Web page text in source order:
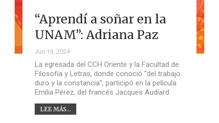
“Aprendí a soñar en la
UNAM”: Adriana Paz
Jun 13, 2024
La egresada del CCH Oriente y la Facultad de
Filosofía y Letras, donde conoció “del trabajo
duro y la constancia”, participó en la película
Emilia Pérez, del francés Jacques Audiard
LEE MÁS...